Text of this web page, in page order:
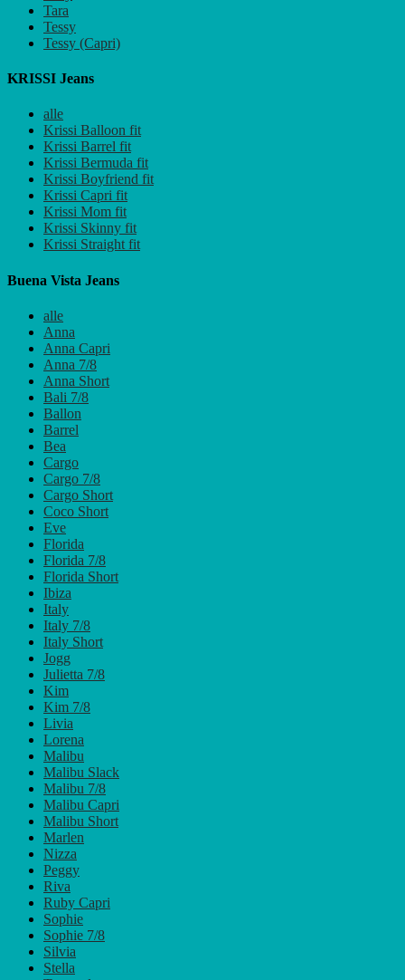
Tara
Tessy
Tessy (Capri)
KRISSI Jeans
alle
Krissi Balloon fit
Krissi Barrel fit
Krissi Bermuda fit
Krissi Boyfriend fit
Krissi Capri fit
Krissi Mom fit
Krissi Skinny fit
Krissi Straight fit
Buena Vista Jeans
alle
Anna
Anna Capri
Anna 7/8
Anna Short
Bali 7/8
Ballon
Barrel
Bea
Cargo
Cargo 7/8
Cargo Short
Coco Short
Eve
Florida
Florida 7/8
Florida Short
Ibiza
Italy
Italy 7/8
Italy Short
Jogg
Julietta 7/8
Kim
Kim 7/8
Livia
Lorena
Malibu
Malibu Slack
Malibu 7/8
Malibu Capri
Malibu Short
Marlen
Nizza
Peggy
Riva
Ruby Capri
Sophie
Sophie 7/8
Silvia
Stella